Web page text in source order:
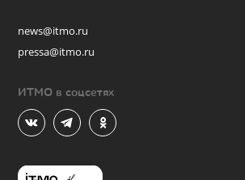
news@itmo.ru
pressa@itmo.ru
ИТМО в соцсетях